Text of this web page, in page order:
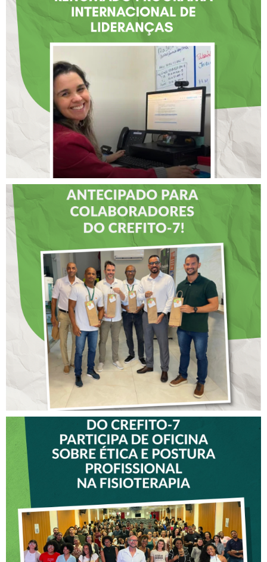
FISIOTERAPEUTA COM
ATUAÇÃO NA BAHIA É
SELECIONADA EM
RENOMADO PROGRAMA
INTERNACIONAL DE
LIDERANÇAS
DIA DOS PAIS É
ANTECIPADO PARA
COLABORADORES DO
CREFITO-7
VICE-PRESIDENTE DO
CREFITO-7 PARTICIPA DE
OFICINA SOBRE ÉTICA E
POSTURA PROFISSIONAL
NA FISIOTERAPIA